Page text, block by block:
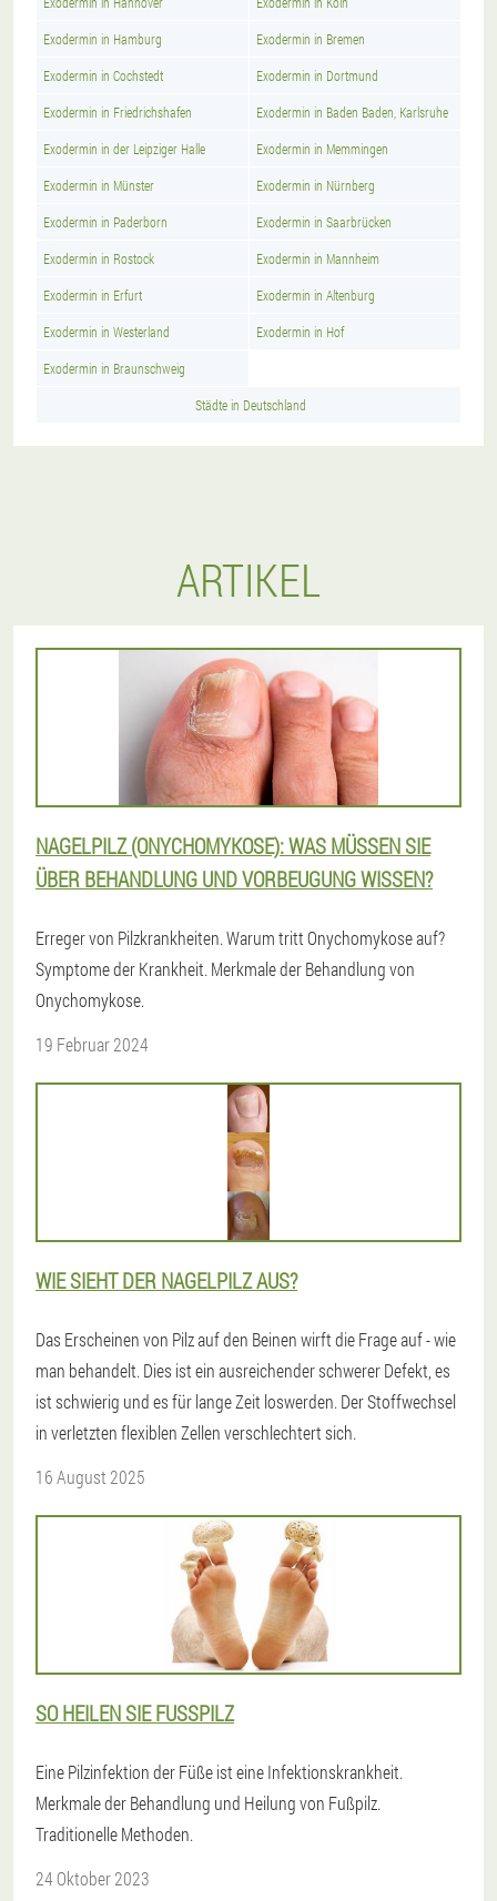
Exodermin in Hamburg Exodermin in Bremen
Exodermin in Cochstedt Exodermin in Dortmund
Exodermin in Friedrichshafen Exodermin in Baden Baden, Karlsruhe
Exodermin in der Leipziger Halle Exodermin in Memmingen
Exodermin in Münster Exodermin in Nürnberg
Exodermin in Paderborn Exodermin in Saarbrücken
Exodermin in Rostock Exodermin in Mannheim
Exodermin in Erfurt Exodermin in Altenburg
Exodermin in Westerland Exodermin in Hof
Exodermin in Braunschweig
Städte in Deutschland
ARTIKEL
NAGELPILZ (ONYCHOMYKOSE): WAS MÜSSEN SIE
ÜBER BEHANDLUNG UND VORBEUGUNG WISSEN?
Erreger von Pilzkrankheiten. Warum tritt Onychomykose auf?
Symptome der Krankheit. Merkmale der Behandlung von
Onychomykose.
19 Februar 2024
WIE SIEHT DER NAGELPILZ AUS?
Das Erscheinen von Pilz auf den Beinen wirft die Frage auf - wie
man behandelt. Dies ist ein ausreichender schwerer Defekt, es
ist schwierig und es für lange Zeit loswerden. Der Stoffwechsel
in verletzten flexiblen Zellen verschlechtert sich.
16 August 2025
SO HEILEN SIE FUSSPILZ
Eine Pilzinfektion der Füße ist eine Infektionskrankheit.
Merkmale der Behandlung und Heilung von Fußpilz.
Traditionelle Methoden.
24 Oktober 2023